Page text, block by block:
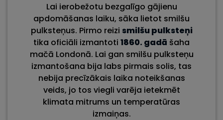
Lai ierobežotu bezgalīgo gājienu
apdomāšanas laiku, sāka lietot smilšu
pulksteņus. Pirmo reizi smilšu pulksteņi
tika oficiāli izmantoti 1860. gadā šaha
mačā Londonā. Lai gan smilšu pulksteņu
izmantošana bija labs pirmais solis, tas
nebija precīzākais laika noteikšanas
veids, jo tos viegli varēja ietekmēt
klimata mitrums un temperatūras
izmaiņas.